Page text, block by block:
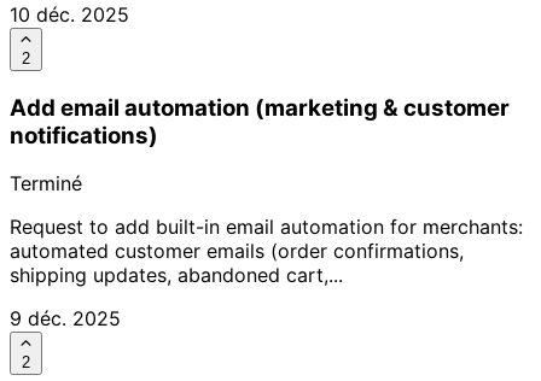
10 déc. 2025
2
Add email automation (marketing & customer
notifications)
Terminé
Request to add built-in email automation for merchants:
automated customer emails (order confirmations,
shipping updates, abandoned cart,...
9 déc. 2025
2